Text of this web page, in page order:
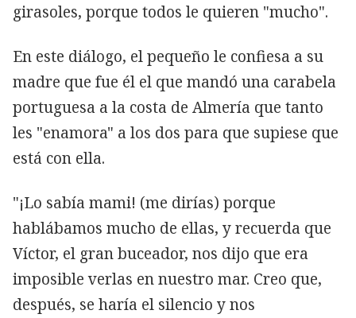
girasoles, porque todos le quieren "mucho".
En este diálogo, el pequeño le confiesa a su
madre que fue él el que mandó una carabela
portuguesa a la costa de Almería que tanto
les "enamora" a los dos para que supiese que
está con ella.
"¡Lo sabía mami! (me dirías) porque
hablábamos mucho de ellas, y recuerda que
Víctor, el gran buceador, nos dijo que era
imposible verlas en nuestro mar. Creo que,
después, se haría el silencio y nos